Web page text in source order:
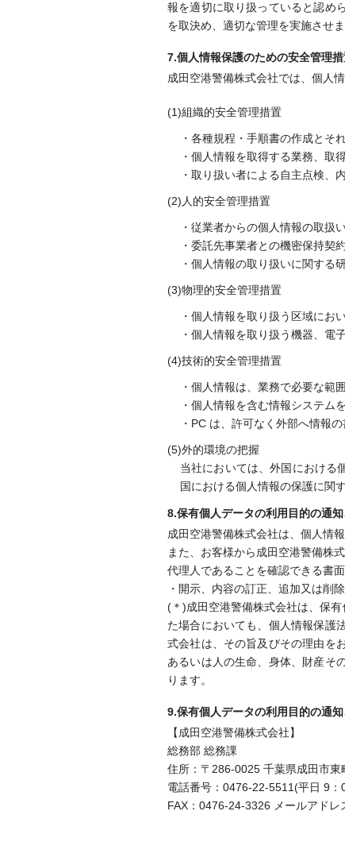
報を適切に取り扱っていると認め
を取決め、適切な管理を実施させま
7.個人情報保護のための安全管理
成田空港警備株式会社では、個人
(1)組織的安全管理措置
・各種規程・手順書の作成とそ
・個人情報を取得する業務、取
・取り扱い者による自主点検、
(2)人的安全管理措置
・従業者からの個人情報の取扱
・委託先事業者との機密保持契
・個人情報の取り扱いに関する
(3)物理的安全管理措置
・個人情報を取り扱う区域にお
・個人情報を取り扱う機器、電
(4)技術的安全管理措置
・個人情報は、業務で必要な範
・個人情報を含む情報システム
・PC は、許可なく外部へ情報
(5)外的環境の把握
当社においては、外国における
国における個人情報の保護に関
8.保有個人データの利用目的の通
成田空港警備株式会社は、個人情
また、お客様から成田空港警備株
代理人であることを確認できる書
・開示、内容の訂正、追加又は削
(＊)成田空港警備株式会社は、保
た場合においても、個人情報保護
式会社は、その旨及びその理由を
あるいは人の生命、身体、財産そ
ります。
9.保有個人データの利用目的の通
【成田空港警備株式会社】
総務部 総務課
住所：〒286-0025 千葉県成田市東
電話番号：0476-22-5511(平日 9：
FAX：0476-24-3326 メールアドレ